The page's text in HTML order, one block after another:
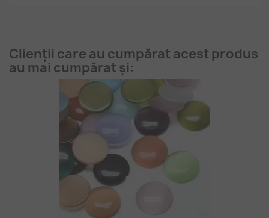
Clienții care au cumpărat acest produs
au mai cumpărat și: